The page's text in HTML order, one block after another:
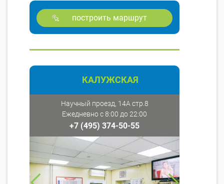
построить маршрут
КАЛУЖСКАЯ
Научный проезд, 14А стр.8
Ежедневно с 8:00 до 22:00
+7 (495) 374-50-55